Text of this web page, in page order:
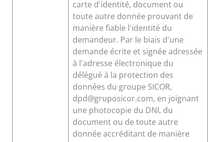
carte d'identité, document ou
toute autre donnée prouvant de
manière fiable l'identité du
demandeur. Par le biais d'une
demande écrite et signée adressée
à l'adresse électronique du
délégué à la protection des
données du groupe SICOR,
dpd@gruposicor.com, en joignant
une photocopie du DNI, du
document ou de toute autre
donnée accréditant de manière